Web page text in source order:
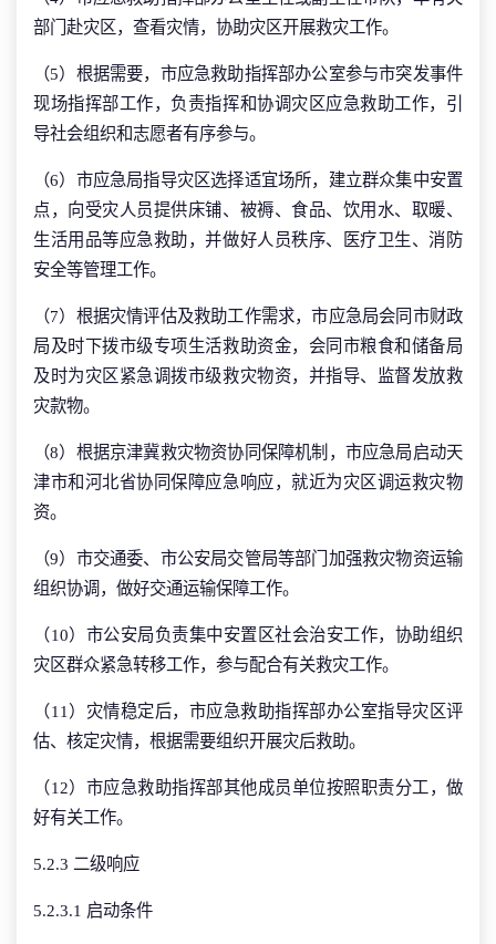
部门赴灾区，查看灾情，协助灾区开展救灾工作。
（5）根据需要，市应急救助指挥部办公室参与市突发事件
现场指挥部工作，负责指挥和协调灾区应急救助工作，引
导社会组织和志愿者有序参与。
（6）市应急局指导灾区选择适宜场所，建立群众集中安置
点，向受灾人员提供床铺、被褥、食品、饮用水、取暖、
生活用品等应急救助，并做好人员秩序、医疗卫生、消防
安全等管理工作。
（7）根据灾情评估及救助工作需求，市应急局会同市财政
局及时下拨市级专项生活救助资金，会同市粮食和储备局
及时为灾区紧急调拨市级救灾物资，并指导、监督发放救
灾款物。
（8）根据京津冀救灾物资协同保障机制，市应急局启动天
津市和河北省协同保障应急响应，就近为灾区调运救灾物
资。
（9）市交通委、市公安局交管局等部门加强救灾物资运输
组织协调，做好交通运输保障工作。
（10）市公安局负责集中安置区社会治安工作，协助组织
灾区群众紧急转移工作，参与配合有关救灾工作。
（11）灾情稳定后，市应急救助指挥部办公室指导灾区评
估、核定灾情，根据需要组织开展灾后救助。
（12）市应急救助指挥部其他成员单位按照职责分工，做
好有关工作。
5.2.3 二级响应
5.2.3.1 启动条件